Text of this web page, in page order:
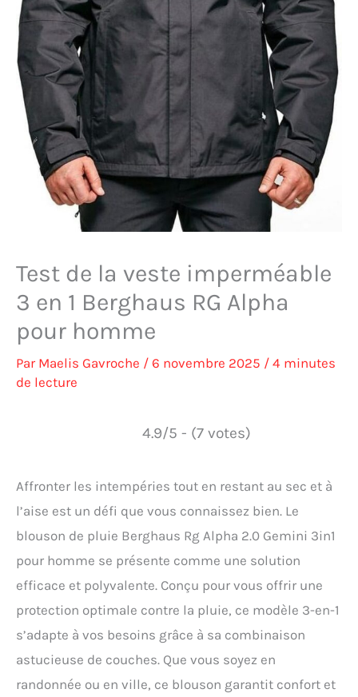
Test de la veste imperméable
3 en 1 Berghaus RG Alpha
pour homme
Par Maelis Gavroche / 6 novembre 2025 / 4 minutes
de lecture
4.9/5 - (7 votes)
Affronter les intempéries tout en restant au sec et à
l’aise est un défi que vous connaissez bien. Le
blouson de pluie Berghaus Rg Alpha 2.0 Gemini 3in1
pour homme se présente comme une solution
efficace et polyvalente. Conçu pour vous offrir une
protection optimale contre la pluie, ce modèle 3-en-1
s’adapte à vos besoins grâce à sa combinaison
astucieuse de couches. Que vous soyez en
randonnée ou en ville, ce blouson garantit confort et